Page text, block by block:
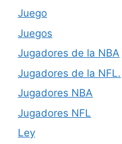
Juego
Juegos
Jugadores de la NBA
Jugadores de la NFL.
Jugadores NBA
Jugadores NFL
Ley